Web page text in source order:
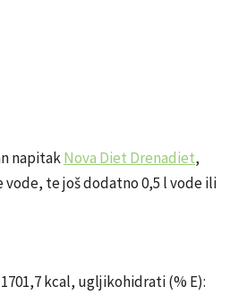
napitakNova Diet Drenadiet,
vode, te još dodatno 0,5 l vode ili
1701,7 kcal, ugljikohidrati (% E):